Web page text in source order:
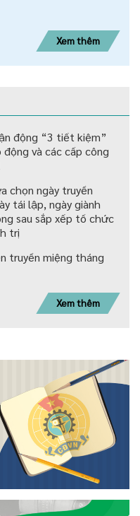
Xem thêm
động “3 tiết kiệm”
và các cấp công
chọn ngày truyền
tái lập, ngày giành
sau sắp xếp tố chức
trị
truyền miệng tháng
Xem thêm